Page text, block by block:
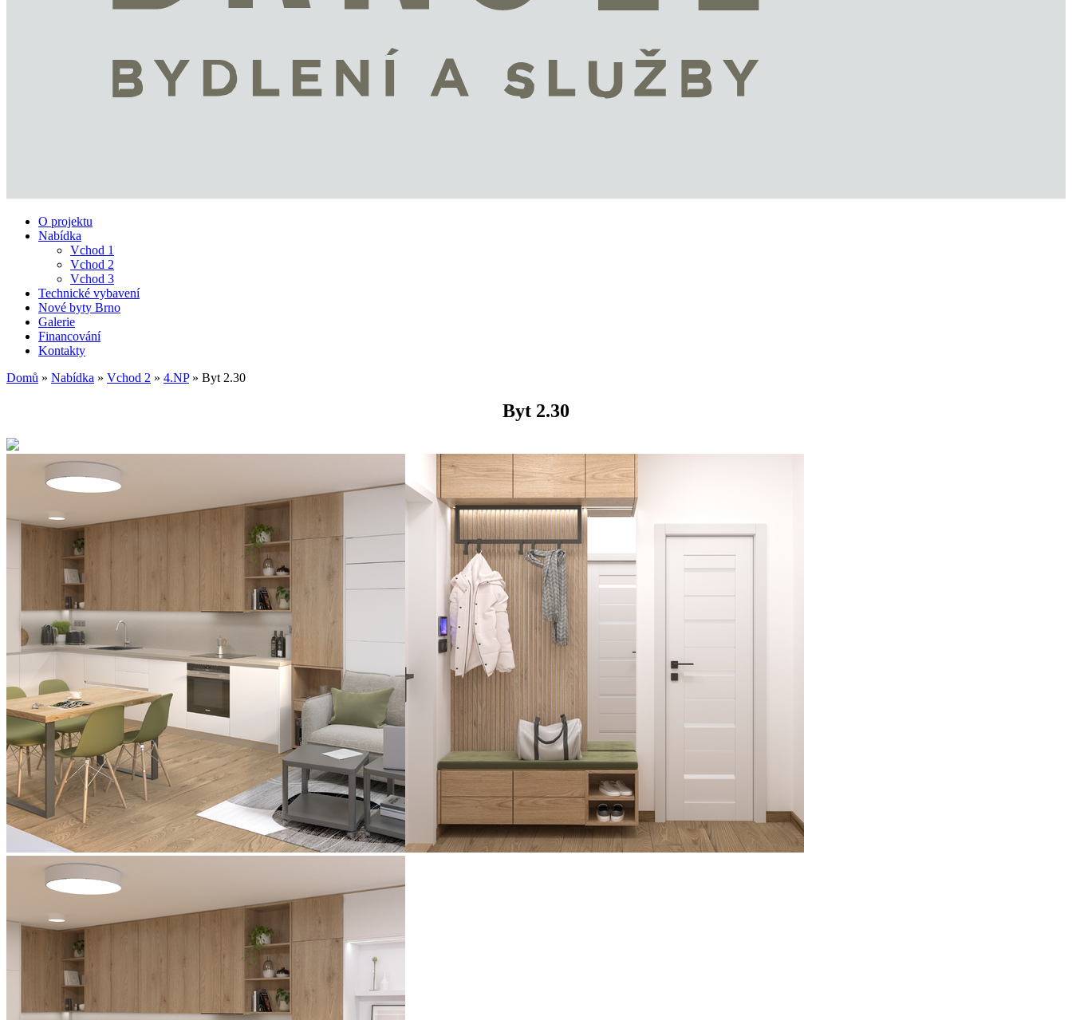
O projektu
Nabídka
Vchod 1
Vchod 2
Vchod 3
Technické vybavení
Nové byty Brno
Galerie
Financování
Kontakty
Domů » Nabídka » Vchod 2 » 4.NP» Byt 2.30
Byt 2.30